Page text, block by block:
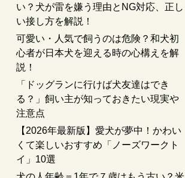
い？犬が雷を嫌う理由とNG対応、正し
い接し方を解説！
可愛い・人気で飼うのは危険？和犬初
心者が日本犬を迎える時の心構えを解
説！
「ドッグランに行けば犬友達はでき
る？」飼い主が知っておきたい現実や
注意点
【2026年最新版】愛犬が夢中！かわい
くて楽しいおすすめ「ノーズワークト
イ」10選